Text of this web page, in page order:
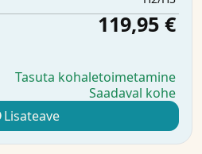
119,95 €
Tasuta kohaletoimetamine
Saadaval kohe
Lisateave